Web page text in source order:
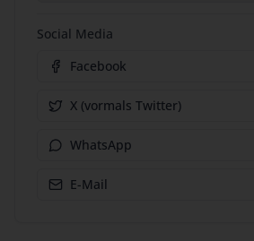
Social Media
Facebook
X (vormals Twitter)
WhatsApp
E-Mail